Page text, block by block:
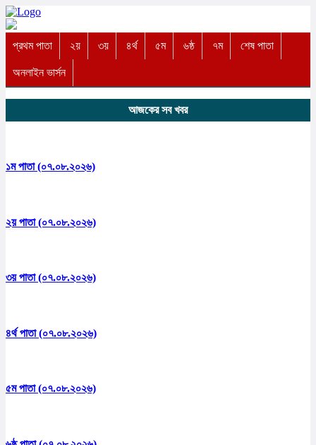
প্রথম পাতা ২য় ৩য় ৪র্থ ৫ম ৬ষ্ঠ ৭ম শেষ পাতা
অনলাইন ভার্সন
আজকের সব খবর
১ম পাতা (০৭.০৮.২০২৬)
২য় পাতা (০৭.০৮.২০২৬)
৩য় পাতা (০৭.০৮.২০২৬)
৪র্থ পাতা (০৭.০৮.২০২৬)
৫ম পাতা (০৭.০৮.২০২৬)